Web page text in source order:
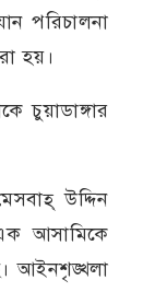
পরিচালনা
হয়।
চুয়াডাঙ্গার
উদ্দিন
আসামিকে
আইনশৃঙ্খলা